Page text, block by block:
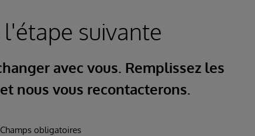
l'étape suivante
avec vous. Remplissez les
nous vous recontacterons.
obligatoires